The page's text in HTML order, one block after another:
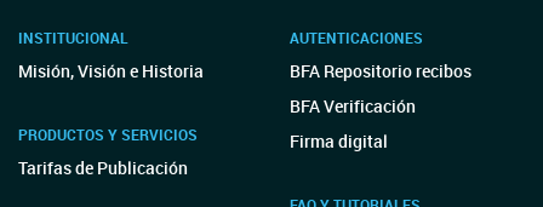
INSTITUCIONAL
Misión, Visión e Historia
PRODUCTOS Y SERVICIOS
Tarifas de Publicación
AUTENTICACIONES
BFA Repositorio recibos
BFA Verificación
Firma digital